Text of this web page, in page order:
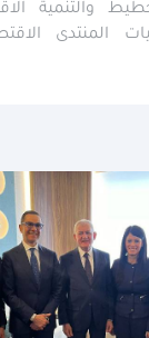
والتنمية
المنتدى